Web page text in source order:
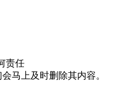
责任
马上及时删除其内容。